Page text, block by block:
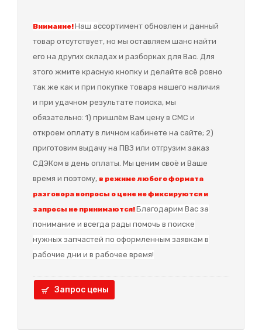
Внимание!Наш ассортимент обновлен и данный
товар отсутствует, но мы оставляем шанс найти
его на других складах и разборках для Вас. Для
этого жмите красную кнопку и делайте всё ровно
так же как и при покупке товара нашего наличия
и при удачном результате поиска, мы
обязательно: 1) пришлём Вам цену в СМС и
откроем оплату в личном кабинете на сайте; 2)
приготовим выдачу на ПВЗ или отгрузим заказ
СДЭКом в день оплаты. Мы ценим своё и Ваше
время и поэтому, в режиме любого формата
разговора вопросы о цене не фиксируются и
запросы не принимаются!Благодарим Вас за
понимание и всегда рады помочь в поиске
нужных запчастей по оформленным заявкам в
рабочие дни и в рабочее время!
Запрос цены